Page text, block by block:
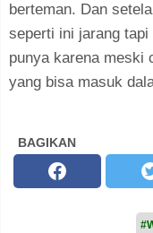
berteman. Dan
seperti ini jarang
punya karena meski
yang bisa masuk
BAGIKAN